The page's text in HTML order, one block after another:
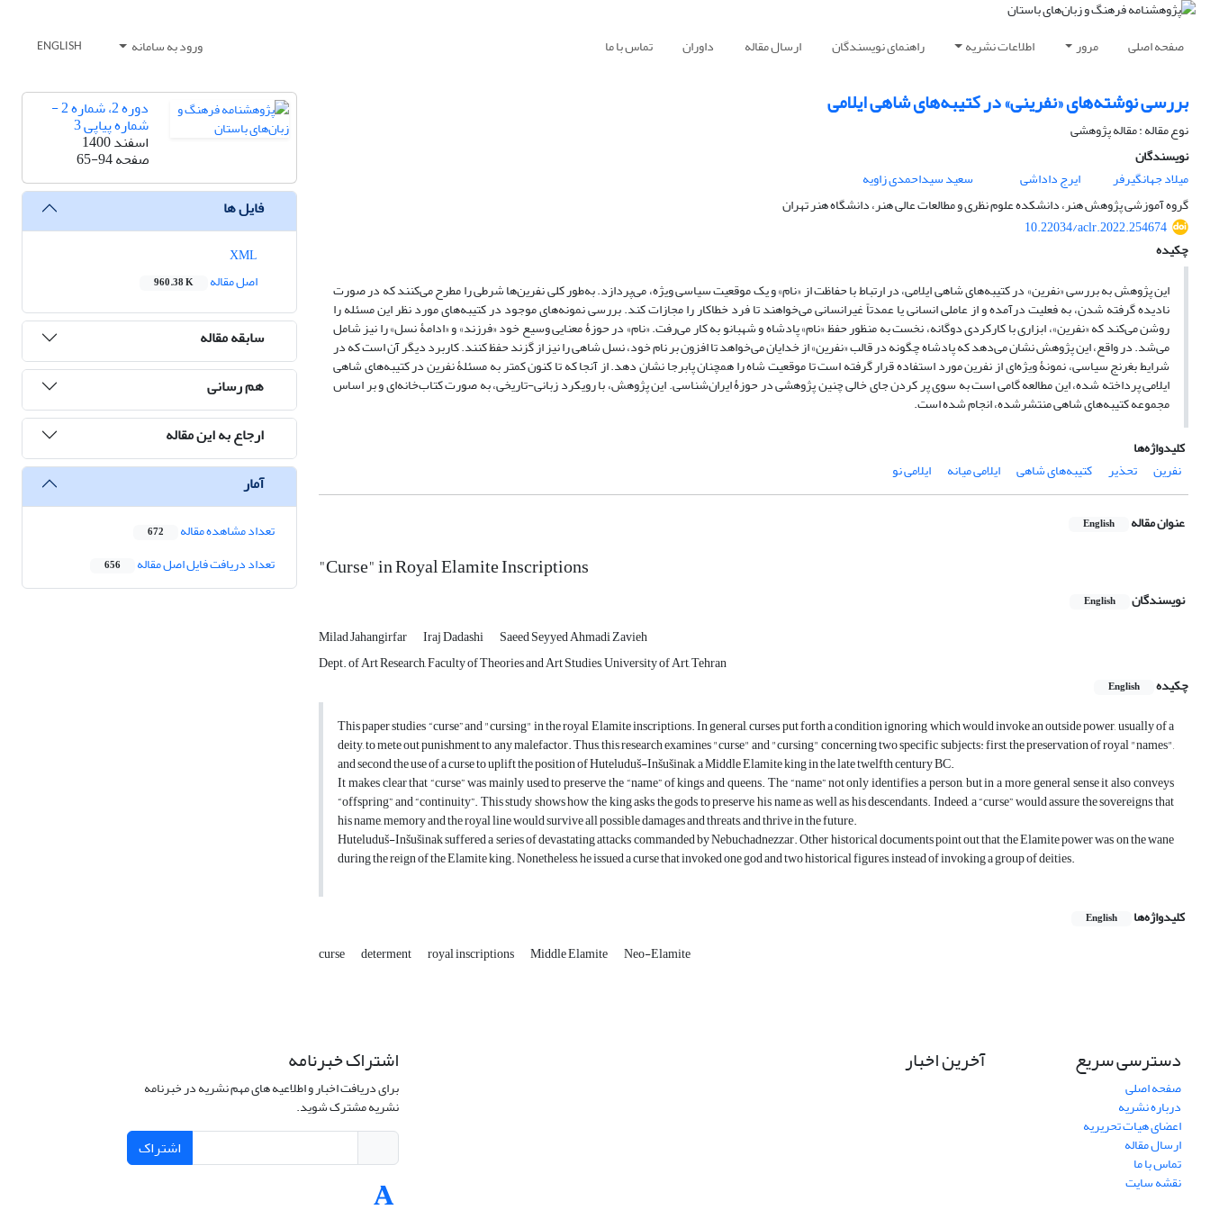
صفحه اصلی مرور اطلاعات نشریه راهنمای نویسندگان ارسال مقاله داوران تماس با ما ورود به سامانه ENGLISH
بررسی نوشته‌های «نفرینی» در کتیبه‌های شاهی ایلامی
نوع مقاله : مقاله پژوهشی
نویسندگان
میلاد جهانگیرفر
ایرج داداشی
سعید سیداحمدی زاویه
گروه آموزشی پژوهش هنر، دانشکده علوم نظری و مطالعات عالی هنر، دانشگاه هنر تهران
10.22034/aclr.2022.254674
چکیده
این پژوهش به بررسی «نفرین» در کتیبه‌های شاهی ایلامی، در ارتباط با حفاظت از «نام» و یک موقعیت سیاسی ویژه، می‌پردازد. به‌طور کلی نفرین‌ها شرطی را مطرح می‌کنند که در صورت
نادیده گرفته شدن، به فعلیت درآمده و از عاملی انسانی یا عمدتاً غیرانسانی می‌خواهند تا فرد خطاکار را مجازات کند. بررسی نمونه‌های موجود در کتیبه‌های مورد نظر این مسئله را
روشن می‌کند که «نفرین»، ابزاری با کارکردی دوگانه، نخست به منظور حفظ «نام» پادشاه و شهبانو به کار می‌رفت. «نام» در حوزۀ معنایی وسیع خود «فرزند» و «ادامۀ نسل» را نیز شامل
می‌شد. در واقع، این پژوهش نشان می‌دهد که پادشاه چگونه در قالب «نفرین» از خدایان می‌خواهد تا افزون بر نام خود، نسل شاهی را نیز از گزند حفظ کنند. کاربرد دیگر آن است که در
شرایط بغرنج سیاسی، نمونۀ ویژه‌ای از نفرین مورد استفاده قرار گرفته است تا موقعیت شاه را همچنان پابرجا نشان دهد. از آنجا که تا کنون کمتر به مسئلۀ نفرین در کتیبه‌های شاهی
ایلامی پرداخته شده، این مطالعه گامی است به سوی پر کردن جای خالی چنین پژوهشی در حوزۀ ایران‌شناسی. این پژوهش، با رویکرد زبانی-تاریخی، به صورت کتاب‌خانه‌ای و بر اساس
مجموعه کتیبه‌های شاهی منتشرشده، انجام شده است.
کلیدواژه‌ها
نفرین
تحذیر کتیبه‌های شاهی ایلامی میانه ایلامی نو
عنوان مقاله English
"Curse" in Royal Elamite Inscriptions
نویسندگان English
Milad Jahangirfar Iraj Dadashi
Saeed Seyyed Ahmadi Zavieh
Dept. of Art Research, Faculty of Theories and Art Studies, University of Art, Tehran
چکیده
English
This paper studies “curse” and "cursing" in the royal Elamite inscriptions. In general, curses put forth a condition ignoring which would invoke an outside power, usually of a
deity, to mete out punishment to any malefactor. Thus, this research examines "curse" and "cursing" concerning two specific subjects: first, the preservation of royal "names",
and second the use of a curse to uplift the position of Huteluduš-Inšušinak, a Middle Elamite king in the late twelfth century BC.
It makes clear that “curse” was mainly used to preserve the “name” of kings and queens. The “name” not only identifies a person, but in a more general sense it also conveys
“offspring” and “continuity”. This study shows how the king asks the gods to preserve his name as well as his descendants. Indeed, a “curse” would assure the sovereigns that
his name, memory and the royal line would survive all possible damages and threats, and thrive in the future.
Huteluduš-Inšušinak suffered a series of devastating attacks commanded by Nebuchadnezzar. Other historical documents point out that the Elamite power was on the wane
during the reign of the Elamite king. Nonetheless, he issued a curse that invoked one god and two historical figures, instead of invoking a group of deities.
کلیدواژه‌ها English
curse determent royal inscriptions Middle Elamite Neo-Elamite
دوره 2، شماره 2 -
شماره پیاپی 3
اسفند 1400
صفحه65-94
فایل ها
اصل مقاله
960.38 K
سابقه مقاله
هم رسانی
ارجاع به این مقاله
آمار
تعداد مشاهده مقاله 672
تعداد دریافت فایل اصل مقاله 656
دسترسی سریع
صفحه اصلی
درباره نشریه
اعضای هیات تحریریه
ارسال مقاله
تماس با ما
نقشه سایت
آخرین اخبار اشتراک خبرنامه
برای دریافت اخبار و اطلاعیه های مهم نشریه در خبرنامه
نشریه مشترک شوید.
اشتراک